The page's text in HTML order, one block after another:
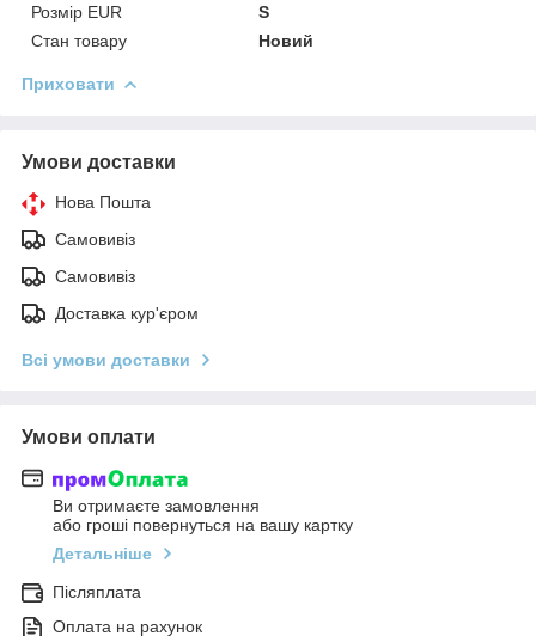
Розмір EUR
S
Стан товару
Новий
Приховати
Умови доставки
Нова Пошта
Самовивіз
Самовивіз
Доставка кур'єром
Всі умови доставки
Умови оплати
Ви отримаєте замовлення
або гроші повернуться на вашу картку
Детальніше
Післяплата
Оплата на рахунок